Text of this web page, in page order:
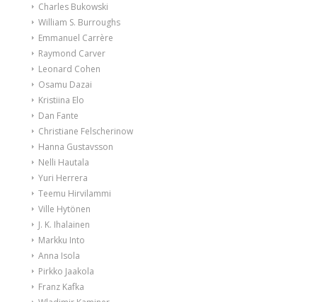
Charles Bukowski
William S. Burroughs
Emmanuel Carrère
Raymond Carver
Leonard Cohen
Osamu Dazai
Kristiina Elo
Dan Fante
Christiane Felscherinow
Hanna Gustavsson
Nelli Hautala
Yuri Herrera
Teemu Hirvilammi
Ville Hytönen
J. K. Ihalainen
Markku Into
Anna Isola
Pirkko Jaakola
Franz Kafka